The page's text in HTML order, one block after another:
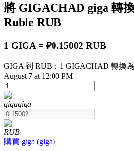
USDT永續
多種以USDT結算的永續合約
將 GIGACHAD giga 轉
Ruble RUB
1 GIGA = ₽0.15002 RUB
GIGA 到 RUB：1 GIGACHAD 轉換
August 7 at 12:00 PM
gigagiga
RUB
購買 giga (giga)